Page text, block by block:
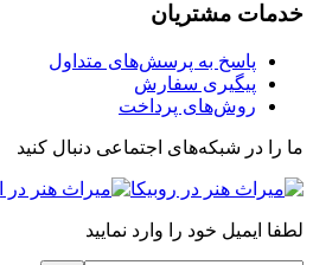
خدمات مشتریان
پاسخ به پرسش‌های متداول
پیگیری سفارش
روش‌های پرداخت
ما را در شبکه‌های اجتماعی دنبال کنید
لطفا ایمیل خود را وارد نمایید